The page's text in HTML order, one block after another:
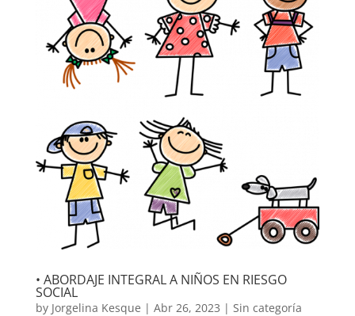
• ABORDAJE INTEGRAL A NIÑOS EN RIESGO
SOCIAL
by Jorgelina Kesque | Abr 26, 2023 | Sin categoría